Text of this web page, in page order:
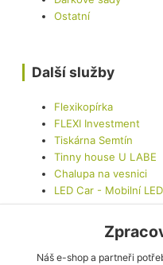
Ostatní
Další služby
Flexikopírka
FLEXI Investment
Tiskárna Semtín
Tinny house U LABE
Chalupa na vesnici
LED Car - Mobilní
Náš e-shop a partneři